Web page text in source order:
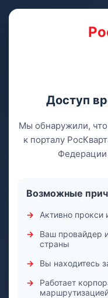
Доступ
Мы обнаружили, что
к порталу
Федерации
Возможные
Активно прокси
Ваш провайдер
страны
Вы находитесь
Работает